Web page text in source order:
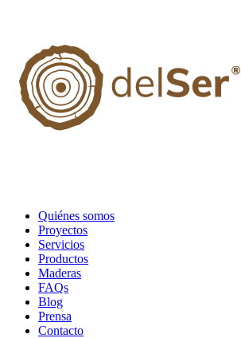
Quiénes somos
Proyectos
Servicios
Productos
Maderas
FAQs
Blog
Prensa
Contacto